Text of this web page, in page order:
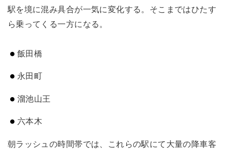
駅を境に混み具合が一気に変化する。そこまではひたす
ら乗ってくる一方になる。
飯田橋
永田町
溜池山王
六本木
朝ラッシュの時間帯では、これらの駅にて大量の降車客